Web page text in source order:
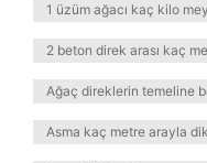
1 üzüm ağacı kaç kilo
2 beton direk arası kaç
Ağaç direklerin temeline
Asma kaç metre arayla